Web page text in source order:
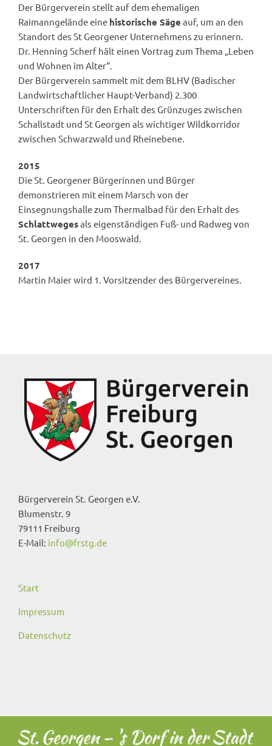
Der Bürgerverein stellt auf dem ehemaligen
Raimanngelände eine historische Säge auf, um an den
Standort des St Georgener Unternehmens zu erinnern.
Dr. Henning Scherf hält einen Vortrag zum Thema „Leben
und Wohnen im Alter“.
Der Bürgerverein sammelt mit dem BLHV (Badischer
Landwirtschaftlicher Haupt-Verband) 2.300
Unterschriften für den Erhalt des Grünzuges zwischen
Schallstadt und St Georgen als wichtiger Wildkorridor
zwischen Schwarzwald und Rheinebene.
2015
Die St. Georgener Bürgerinnen und Bürger
demonstrieren mit einem Marsch von der
Einsegnungshalle zum Thermalbad für den Erhalt des
Schlattwegesals eigenständigen Fuß- und Radweg von
St. Georgen in den Mooswald.
2017
Martin Maier wird 1. Vorsitzender des Bürgervereines.
Bürgerverein St. Georgen e.V.
Blumenstr. 9
79111 Freiburg
E-Mail: info@frstg.de
Start
Impressum
Datenschutz